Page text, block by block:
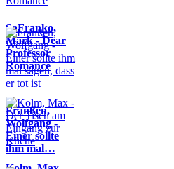
SaFranko,
Mark - Dear
Professor
Romance
Franßen,
Wolfgang -
Einer sollte
ihm mal…